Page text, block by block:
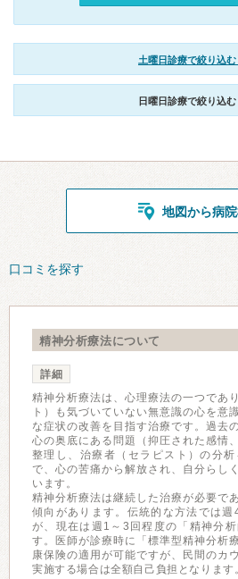
土曜日診療で絞り込む
日曜日診療で絞り込
地図から病
口コミを探す
精神分析療法について
詳細
精神分析療法は、心理療法の一つであ
ト）も気づいていない無意識の心を意
な症状の改善を目指す治療です。過去
心の奥底にある問題（抑圧された感情
整理し、治療者（セラピスト）の分
で、心の苦痛から解放され、自分らし
います。
精神分析療法は継続した治療が必要で
傾向があります。伝統的な方法では
が、現在は週1～3回程度の「精神分
す。医師が診療時に「標準型精神分析
康保険の適用が可能ですが、民間のカ
実施する場合は全額自己負担となります